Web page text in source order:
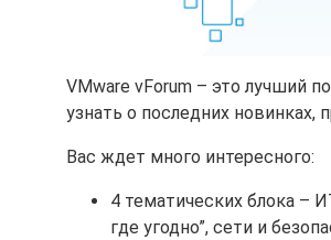
VMware vForum – это лучший
узнать о последних новинках,
Вас ждет много интересного:
4 тематических блока –
где угодно”, сети и